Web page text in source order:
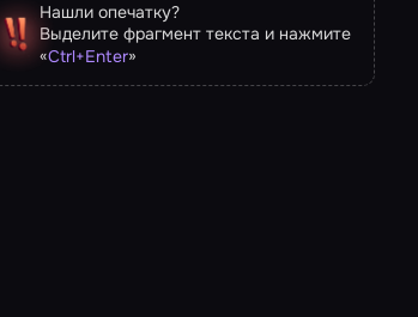
Нашли опечатку?
Выделите фрагмент текста и нажмите
«Ctrl+Enter»